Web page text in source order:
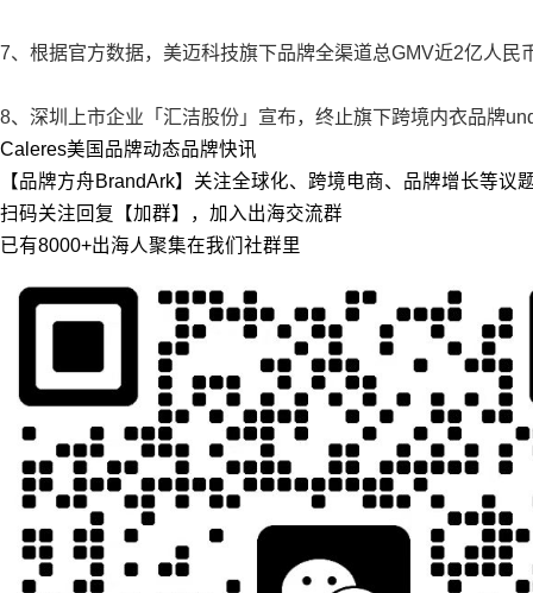
7、根据官方数据，美迈科技旗下品牌全渠道总GMV近2亿人民
8、深圳上市企业「汇洁股份」宣布，终止旗下跨境内衣品牌
Caleres美国 品牌动态品牌快讯
【品牌方舟BrandArk】关注全球化、跨境电商、品牌增长等议
扫码关注回复【加群】，加入出海交流群
已有8000+出海人聚集在我们社群里